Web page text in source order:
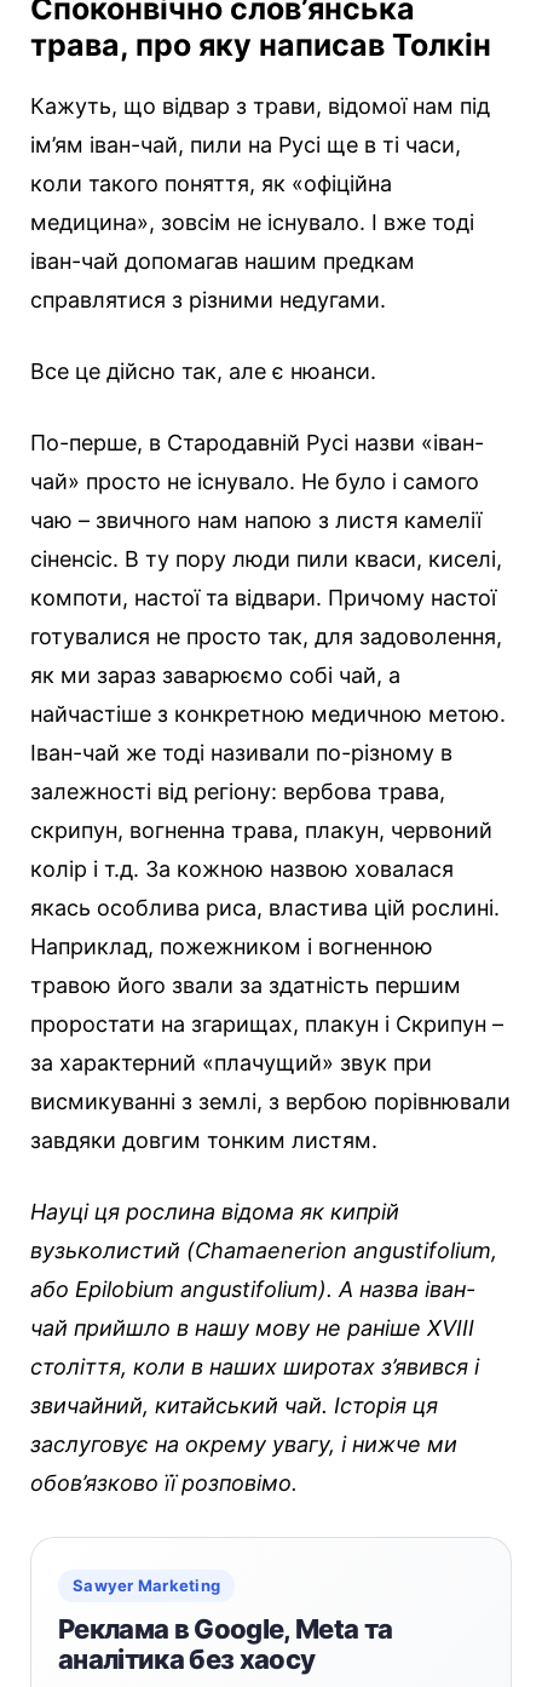
Споконвічно слов’янська
трава, про яку написав Толкін
Кажуть, що відвар з трави, відомої нам під
ім’ям іван-чай, пили на Русі ще в ті часи,
коли такого поняття, як «офіційна
медицина», зовсім не існувало. І вже тоді
іван-чай допомагав нашим предкам
справлятися з різними недугами.
Все це дійсно так, але є нюанси.
По-перше, в Стародавній Русі назви «іван-
чай» просто не існувало. Не було і самого
чаю – звичного нам напою з листя камелії
сіненсіс. В ту пору люди пили кваси, киселі,
компоти, настої та відвари. Причому настої
готувалися не просто так, для задоволення,
як ми зараз заварюємо собі чай, а
найчастіше з конкретною медичною метою.
Іван-чай же тоді називали по-різному в
залежності від регіону: вербова трава,
скрипун, вогненна трава, плакун, червоний
колір і т.д. За кожною назвою ховалася
якась особлива риса, властива цій рослині.
Наприклад, пожежником і вогненною
травою його звали за здатність першим
проростати на згарищах, плакун і Скрипун –
за характерний «плачущий» звук при
висмикуванні з землі, з вербою порівнювали
завдяки довгим тонким листям.
Науці ця рослина відома як кипрій
вузьколистий (Chamaenerion angustifolium,
або Epilobium angustifolium). А назва іван-
чай прийшло в нашу мову не раніше XVIII
століття, коли в наших широтах з’явився і
звичайний, китайський чай. Історія ця
заслуговує на окрему увагу, і нижче ми
обов’язково її розповімо.
Sawyer Marketing
Реклама в Google, Meta та
аналітика без хаосу